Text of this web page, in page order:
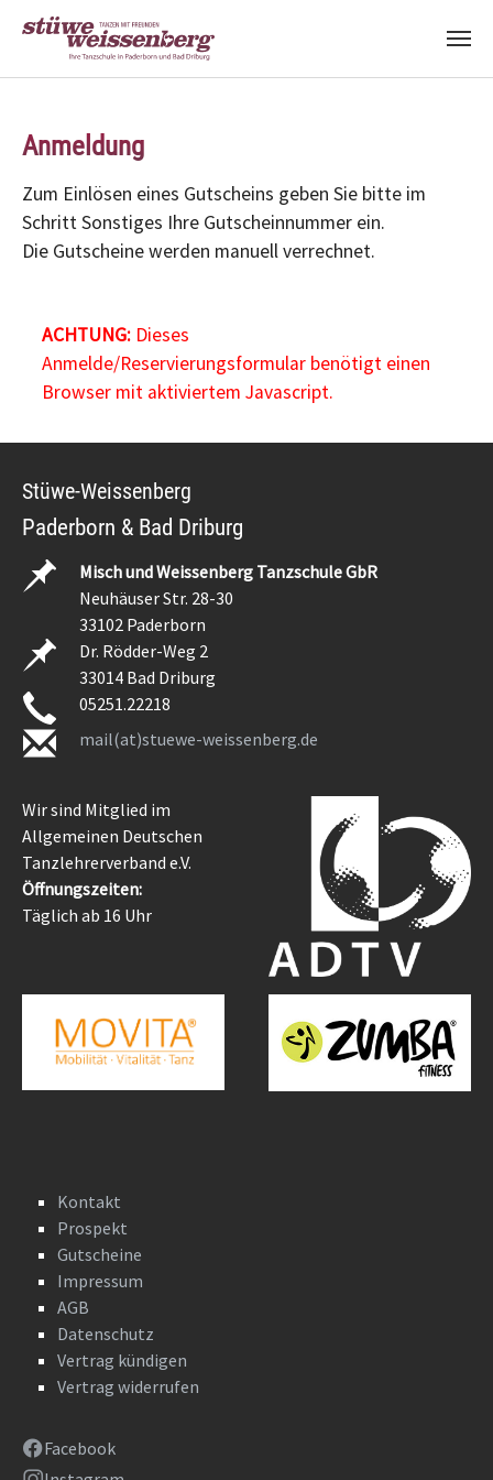
Anmeldung
Zum Einlösen eines Gutscheins geben Sie bitte im
Schritt Sonstiges Ihre Gutscheinnummer ein.
Die Gutscheine werden manuell verrechnet.
ACHTUNG:Dieses
Anmelde/Reservierungsformular benötigt einen
Browser mit aktiviertem Javascript.
Stüwe-Weissenberg
Paderborn & Bad Driburg
Misch und Weissenberg Tanzschule GbR
Neuhäuser Str. 28-30
33102 Paderborn
Dr. Rödder-Weg 2
33014 Bad Driburg
05251.22218
mail(at)stuewe-weissenberg.de
Wir sind Mitglied im
Allgemeinen Deutschen
Tanzlehrerverband e.V.
Öffnungszeiten:
Täglich ab 16 Uhr
Kontakt
Prospekt
Gutscheine
Impressum
AGB
Datenschutz
Vertrag kündigen
Vertrag widerrufen
Facebook